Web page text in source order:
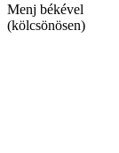
Menj békével
(kölcsönösen)